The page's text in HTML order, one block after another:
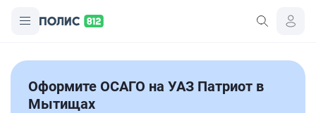
Оформите ОСАГО на УАЗ Патриот в
Мытищах